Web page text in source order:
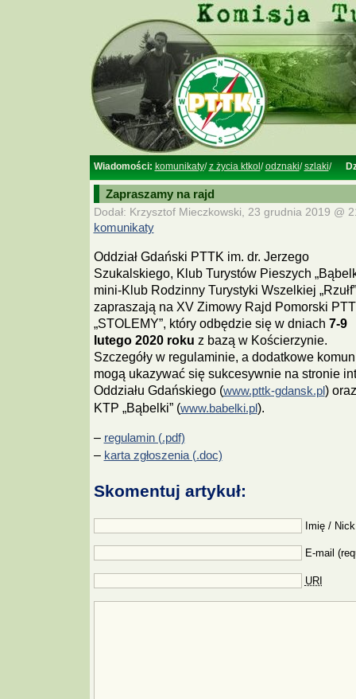
Wiadomości: komunikaty/z życia ktkol /odznaki/szlaki/
Zapraszamy na rajd
Dodał: Krzysztof Mieczkowski, 23 grudnia 2019 @
komunikaty
Oddział Gdański PTTK im. dr. Jerzego
Szukalskiego, Klub Turystów Pieszych
mini-Klub Rodzinny Turystyki Wszelkiej „Rzułf”
zapraszają na XV Zimowy Rajd Pomorski
„STOLEMY”, który odbędzie się w dniach 7-9
lutego 2020 roku z bazą w Kościerzynie.
Szczegóły w regulaminie, a dodatkowe
mogą ukazywać się sukcesywnie na stronie
Oddziału Gdańskiego (www.pttk-gdansk.pl)
KTP „Bąbelki” (www.babelki.pl).
– regulamin (.pdf)
– karta zgłoszenia (.doc)
Skomentuj artykuł:
Imię /
E-mail
URI